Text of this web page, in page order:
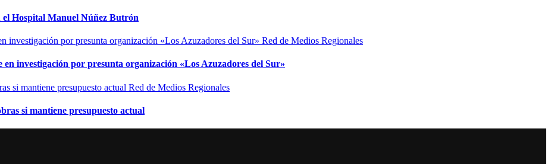
el Hospital Manuel Núñez Butrón
Red de Medios Regionales
investigación por presunta organización «Los Azuzadores del Sur»
Red de Medios Regionales
si mantiene presupuesto actual